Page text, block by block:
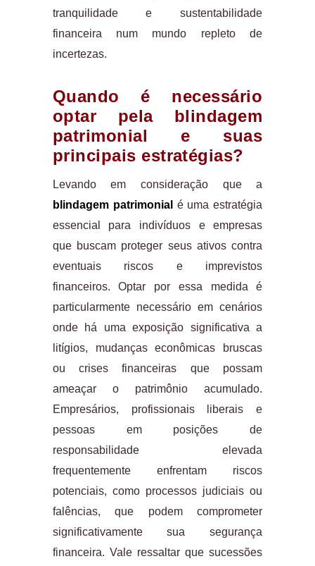
tranquilidade e sustentabilidade
financeira num mundo repleto de
incertezas.
Quando é necessário
optar pela blindagem
patrimonial e suas
principais estratégias?
Levando em consideração que a
blindagem patrimonial é uma estratégia
essencial para indivíduos e empresas
que buscam proteger seus ativos contra
eventuais riscos e imprevistos
financeiros. Optar por essa medida é
particularmente necessário em cenários
onde há uma exposição significativa a
litígios, mudanças econômicas bruscas
ou crises financeiras que possam
ameaçar o patrimônio acumulado.
Empresários, profissionais liberais e
pessoas em posições de
responsabilidade elevada
frequentemente enfrentam riscos
potenciais, como processos judiciais ou
falências, que podem comprometer
significativamente sua segurança
financeira. Vale ressaltar que sucessões